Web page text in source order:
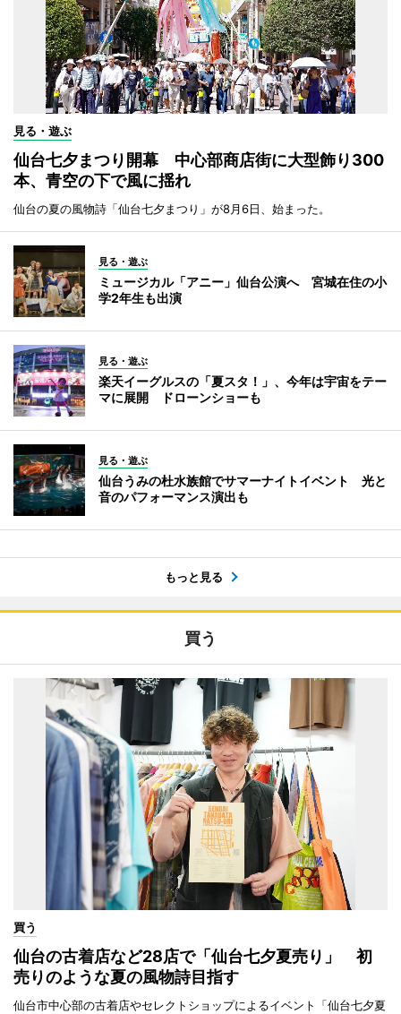
見る・遊ぶ
仙台七夕まつり開幕 中心部商店街に大型飾り300
本、青空の下で風に揺れ
仙台の夏の風物詩「仙台七夕まつり」が8月6日、始まった。
見る・遊ぶ
ミュージカル「アニー」仙台公演へ 宮城在住の小
学2年生も出演
見る・遊ぶ
楽天イーグルスの「夏スタ！」、今年は宇宙をテー
マに展開 ドローンショーも
見る・遊ぶ
仙台うみの杜水族館でサマーナイトイベント 光と
音のパフォーマンス演出も
もっと見る
買う
買う
仙台の古着店など28店で「仙台七夕夏売り」 初
売りのような夏の風物詩目指す
仙台市中心部の古着店やセレクトショップによるイベント「仙台七夕夏